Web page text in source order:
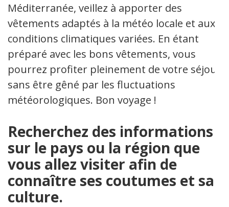
Méditerranée, veillez à apporter des
vêtements adaptés à la météo locale et aux
conditions climatiques variées. En étant
préparé avec les bons vêtements, vous
pourrez profiter pleinement de votre séjour
sans être gêné par les fluctuations
météorologiques. Bon voyage !
Recherchez des informations
sur le pays ou la région que
vous allez visiter afin de
connaître ses coutumes et sa
culture.